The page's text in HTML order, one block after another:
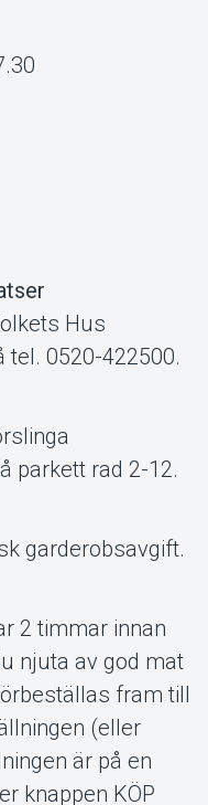
Hus
0520-422500.
parkett rad 2-12.
garderobsavgift.
2 timmar innan
njuta av god mat
fram till
(eller
är på en
knappen KÖP